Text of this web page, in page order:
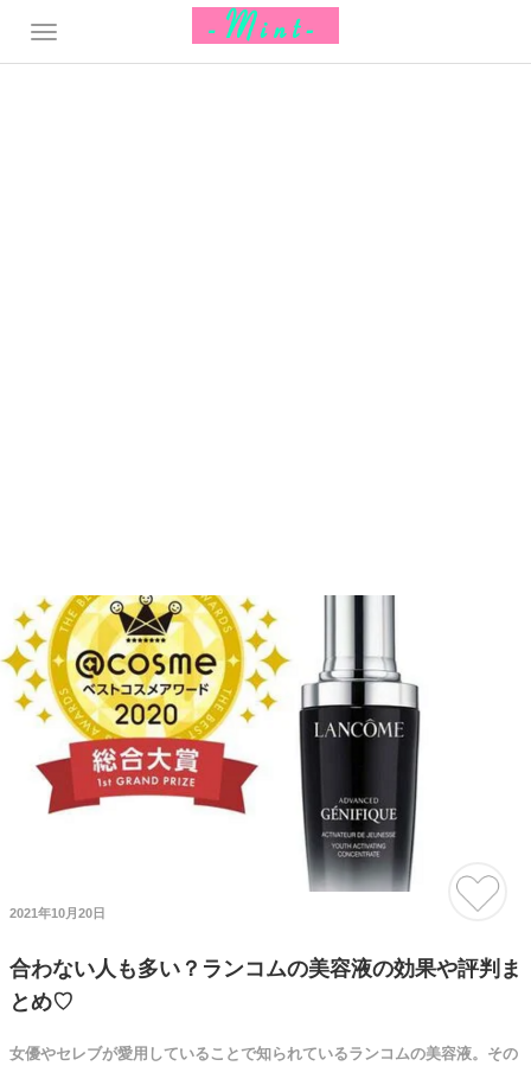
2021年10月20日
合わない人も多い？ランコムの美容液の効果や評判ま
とめ♡
女優やセレブが愛用していることで知られているランコムの美容液。その